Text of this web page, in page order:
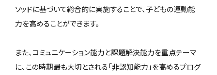
ソッドに基づいて総合的に実施することで、子どもの運動能
力を高めることができます。
また、コミュニケーション能力と課題解決能力を重点テーマ
に、この時期最も大切とされる「非認知能力」を高めるプログ